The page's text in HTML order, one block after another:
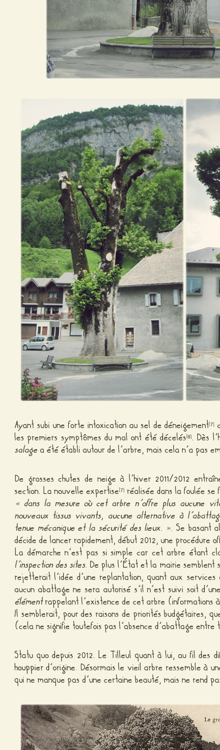
Ayant subi une forte intoxication au sel de déneigement[7]
les premiers symptômes du mal ont été décelés[8]. Dès
salagea été établi autour de l’arbre, mais cela n’a pas
De grosses chutes de neige à l’hiver 2011/2012
section. La nouvelle expertise[7] réalisée dans la foulée
« dans la mesure où cet arbre n’offre plus aucune
nouveaux tissus vivants, aucune alternative à
tenue mécanique et la sécurité des lieux. ». Se basant
décide de lancer rapidement, début 2012, une procédure
La démarche n’est pas si simple car cet arbre étant
l’inspection des sites. De plus l’État et la mairie semblent
rejetterait l’idée d’une replantation, quant aux
aucun abattage ne sera autorisé s’il n’est suivi soit
élémentrappelant l’existence de cet arbre (informations
Il semblerait, pour des raisons de priorités budgétaires,
(cela ne signifie toutefois pas l’absence d’abattage
Statu quo depuis 2012. Le Tilleul quant à lui, au fil des
houppierd’origine. Désormais le vieil arbre ressemble à
qui ne manque pas d’une certaine beauté, mais ne rend